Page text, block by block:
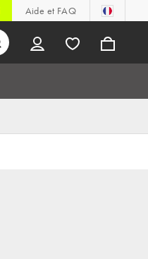
Aide et FAQ